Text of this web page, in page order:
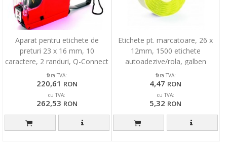
Aparat pentru etichete de
preturi 23 x 16 mm, 10
caractere, 2 randuri, Q-Connect
- rosu
fara TVA:
220,61 RON
cu TVA:
262,53 RON
Etichete pt. marcatoare, 26 x
12mm, 1500 etichete
autoadezive/rola, galben
fluorescent, PRIX
fara TVA:
4,47 RON
cu TVA:
5,32 RON